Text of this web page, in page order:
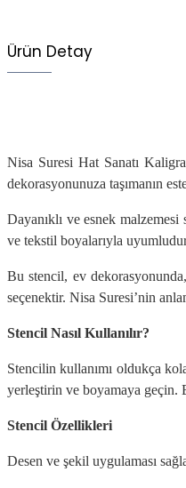
Ürün Detay
Nisa Suresi Hat Sanatı
dekorasyonunuza taşımanın
Dayanıklı ve esnek
ve tekstil boyalarıyla
Bu stencil, ev
seçenektir. Nisa Suresi’nin
Stencil Nasıl Kullanılır?
Stencilin kullanımı oldukça
yerleştirin ve boyamaya geçin.
Stencil Özellikleri
Desen ve şekil uygulaması